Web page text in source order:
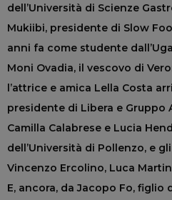
dell’Università di Scienze
Mukiibi, presidente di Slow
anni fa come studente
Moni Ovadia, il vescovo di
l’attrice e amica Lella Costa
presidente di Libera e Gruppo
Camilla Calabrese e Lucia
dell’Università di Pollenzo, e
Vincenzo Ercolino, Luca
E, ancora, da Jacopo Fo, figlio